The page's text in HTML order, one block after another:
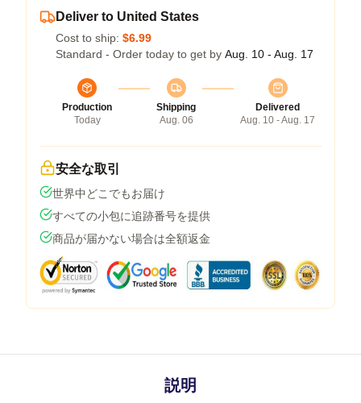
Deliver to United States
Cost to ship: $6.99
Standard - Order today to get by Aug. 10 - Aug. 17
Production
Today
Shipping
Aug. 06
Delivered
Aug. 10 - Aug. 17
安全な取引
世界中どこでもお届け
すべての小包に追跡番号を提供
商品が届かない場合は全額返金
説明